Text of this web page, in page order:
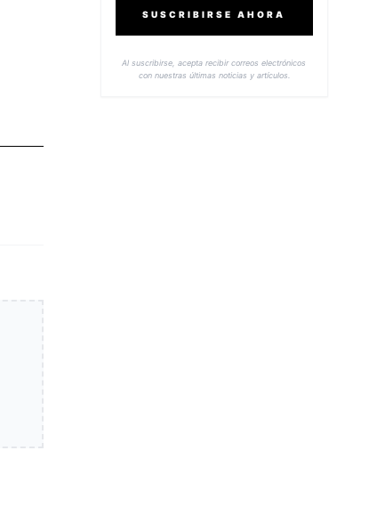
SUSCRIBIRSE AHORA
Al suscribirse, acepta recibir correos electrónicos
con nuestras últimas noticias y artículos.